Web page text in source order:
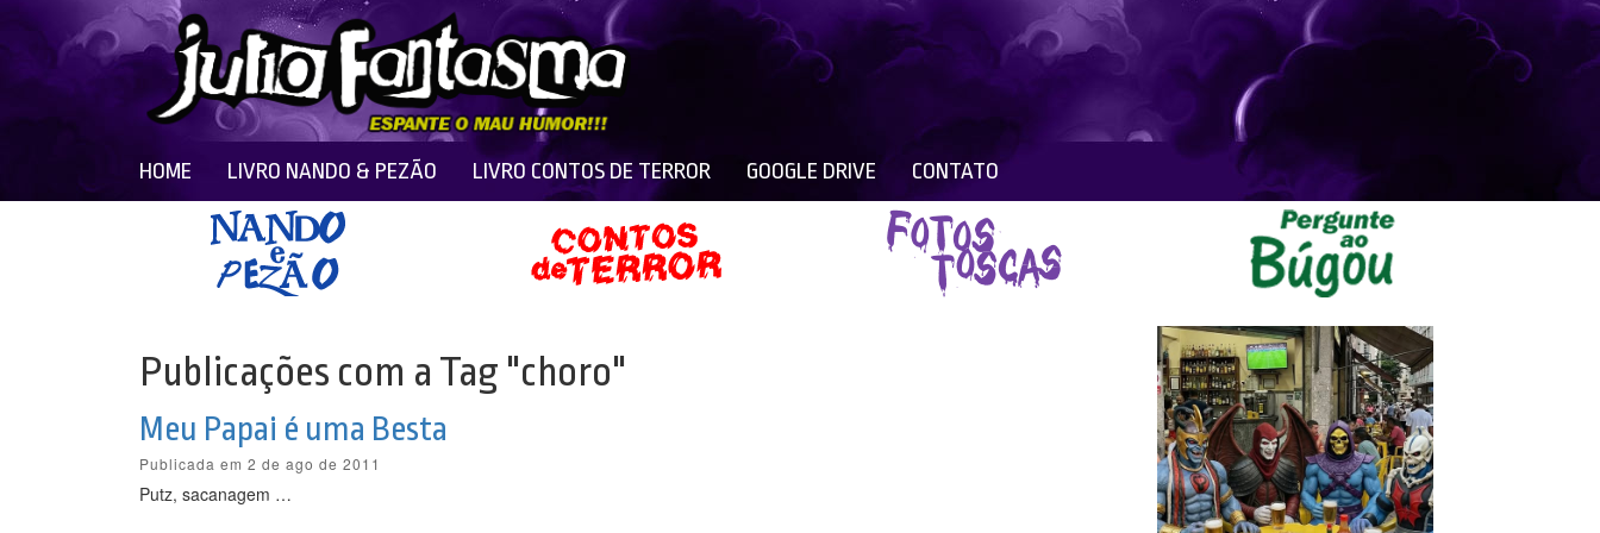
HOME LIVRO NANDO & PEZÃO LIVRO CONTOS DE TERROR GOOGLE DRIVE CONTATO
Publicações com a Tag "choro"
Meu Papai é uma Besta
Publicada em 2 de ago de 2011
Putz, sacanagem …